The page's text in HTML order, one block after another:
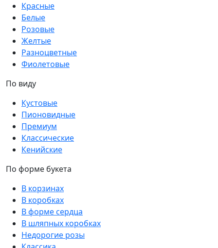
Красные
Белые
Розовые
Желтые
Разноцветные
Фиолетовые
По виду
Кустовые
Пионовидные
Премиум
Классические
Кенийские
По форме букета
В корзинах
В коробках
В форме сердца
В шляпных коробках
Недорогие розы